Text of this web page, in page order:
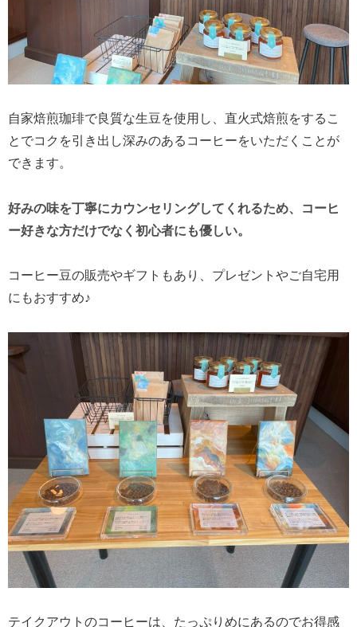
自家焙煎珈琲で良質な生豆を使用し、直火式焙煎をするこ
とでコクを引き出し深みのあるコーヒーをいただくことが
できます。
好みの味を丁寧にカウンセリングしてくれるため、コーヒ
ー好きな方だけでなく初心者にも優しい。
コーヒー豆の販売やギフトもあり、プレゼントやご自宅用
にもおすすめ♪
テイクアウトのコーヒーは、たっぷりめにあるのでお得感